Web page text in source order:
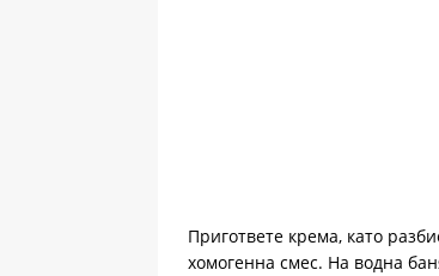
Пригответе крема, като
хомогенна смес. На водна